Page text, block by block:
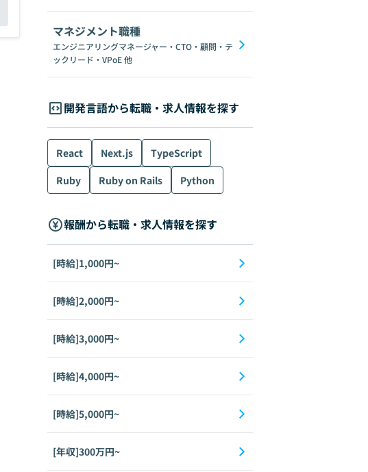
マネジメント職種
エンジニアリングマネージャー・CTO・顧問・テ
ックリード・VPoE他
開発言語から転職・求人情報を探す
React Next.js
TypeScript
Ruby
Ruby on Rails Python
報酬から転職・求人情報を探す
[時給]1,000円~
[時給]2,000円~
[時給]3,000円~
[時給]4,000円~
[時給]5,000円~
[年収]300万円~